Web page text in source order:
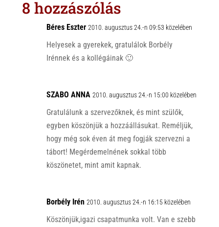
A
o
o
k
8 hozzászólás
Béres Eszter 2010. augusztus 24.-n 09:53 közelében
Helyesek a gyerekek, gratulálok Borbély
Irénnek és a kollégáinak 🙂
SZABO ANNA 2010. augusztus 24.-n 15:00 közelében
Gratulálunk a szervezőknek, és mint szülők,
egyben köszönjük a hozzáállásukat. Reméljük,
hogy még sok éven át meg fogják szervezni a
tábort! Megérdemelnének sokkal több
köszönetet, mint amit kapnak.
Borbély Irén 2010. augusztus 24.-n 16:15 közelében
Köszönjük,igazi csapatmunka volt. Van e szebb